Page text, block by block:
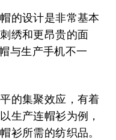
的设计是非常基本
绣和更昂贵的面
与生产手机不一
的集聚效应，有着
生产连帽衫为例，
衫所需的纺织品。